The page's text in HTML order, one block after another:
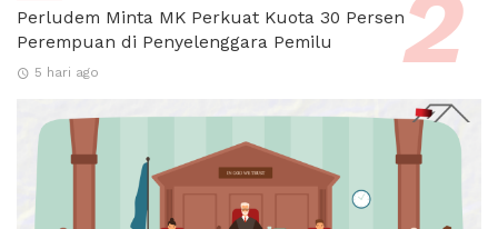
Perludem Minta MK Perkuat Kuota 30 Persen
Perempuan di Penyelenggara Pemilu
5 hari ago